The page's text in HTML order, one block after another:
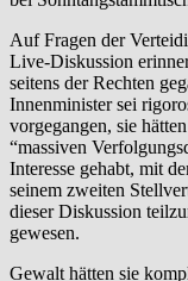
Auf Fragen der
Live-Diskussion
seitens der Rechten
Innenminister sei
vorgegangen, sie
“massiven
Interesse gehabt, mit
seinem zweiten
dieser Diskussion
gewesen.
Gewalt hätten sie